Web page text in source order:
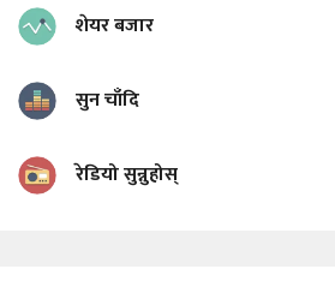
शेयर बजार
सुन चाँदि
रेडियो सुन्नुहोस्